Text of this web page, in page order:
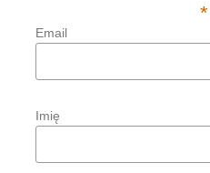
*
Email
Imię